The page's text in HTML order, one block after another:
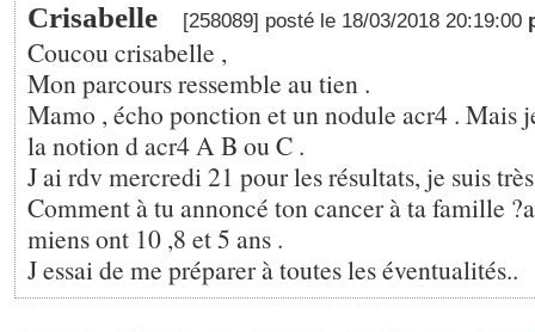
Crisabelle [258089] posté le 18/03/2018 20:19:00
Coucou crisabelle ,
Mon parcours ressemble au tien .
Mamo , écho ponction et un nodule acr4 . Mais
la notion d acr4 A B ou C .
J ai rdv mercredi 21 pour les résultats, je suis
Comment à tu annoncé ton cancer à ta famille
miens ont 10 ,8 et 5 ans .
J essai de me préparer à toutes les éventualités..